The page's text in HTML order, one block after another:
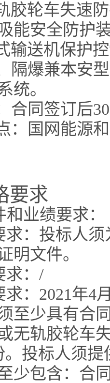
胶轮车失速
能安全防护
输送机保护
隔爆兼本安
统。
合同签订后
： 国网能源
要求
业绩要求：
求：投标人
明文件。
求：/
求：2021年
至少具有合
无轨胶轮车
。投标人须
少包含：合